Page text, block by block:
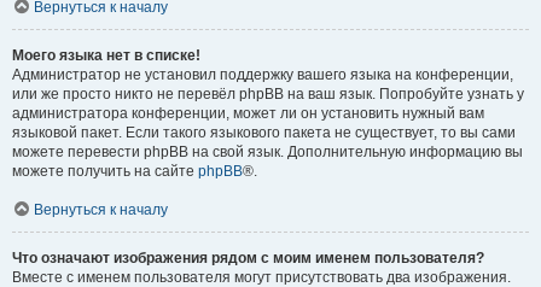
Вернуться к началу
Моего языка нет в списке!
Администратор не установил поддержку вашего языка на конференции,
или же просто никто не перевёл phpBB на ваш язык. Попробуйте узнать у
администратора конференции, может ли он установить нужный вам
языковой пакет. Если такого языкового пакета не существует, то вы сами
можете перевести phpBB на свой язык. Дополнительную информацию вы
можете получить на сайте phpBB®.
Вернуться к началу
Что означают изображения рядом с моим именем пользователя?
Вместе с именем пользователя могут присутствовать два изображения.